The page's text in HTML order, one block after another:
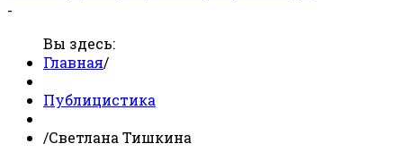
-
Вы здесь:
Главная/
Публицистика
/Светлана Тишкина